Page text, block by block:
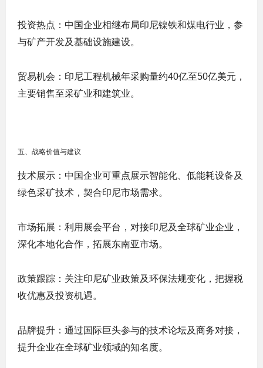
投资热点 ：中国企业相继布局印尼镍铁和煤电行业，参
与矿产开发及基础设施建设。
贸易机会 ：印尼工程机械年采购量约40亿至50亿美元，
主要销售至采矿业和建筑业。
五、战略价值与建议
技术展示 ：中国企业可重点展示智能化、低能耗设备及
绿色采矿技术，契合印尼市场需求。
市场拓展 ：利用展会平台，对接印尼及全球矿业企业，
深化本地化合作，拓展东南亚市场。
政策跟踪 ：关注印尼矿业政策及环保法规变化，把握税
收优惠及投资机遇。
品牌提升 ：通过国际巨头参与的技术论坛及商务对接，
提升企业在全球矿业领域的知名度。